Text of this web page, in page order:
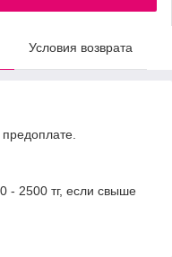
Условия возврата
- 2500 тг, если свыше